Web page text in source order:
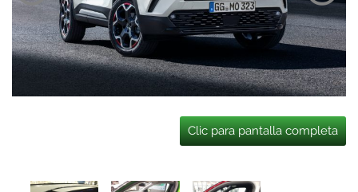
Clic para pantalla completa